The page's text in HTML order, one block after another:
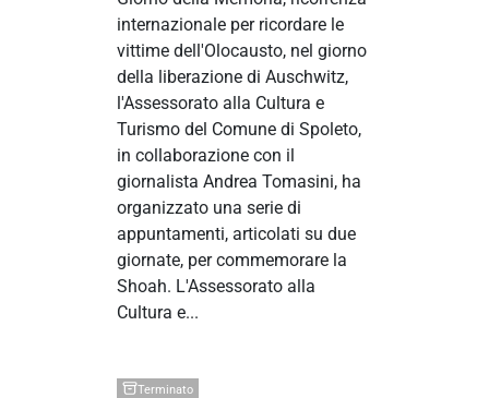
internazionale per ricordare le
vittime dell'Olocausto, nel giorno
della liberazione di Auschwitz,
l'Assessorato alla Cultura e
Turismo del Comune di Spoleto,
in collaborazione con il
giornalista Andrea Tomasini, ha
organizzato una serie di
appuntamenti, articolati su due
giornate, per commemorare la
Shoah. L'Assessorato alla
Cultura e...
Terminato